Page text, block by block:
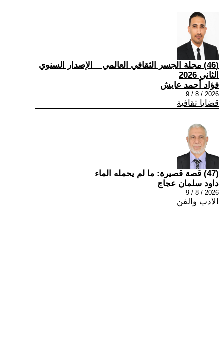
(46) مجلة الجسر الثقافي العالمي _ الإصدار السنوي
الثاني 2026
فؤاد أحمد عايش
2026 / 8 / 9
قضايا ثقافية
(47) قصة قصيرة: ما لم يحمله الماء
داود سلمان عجاج
2026 / 8 / 9
الادب والفن